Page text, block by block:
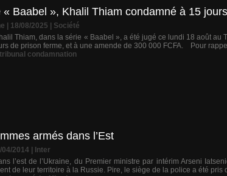
Baabel », Khalil Thiam condamné à 15
| 18/08/2025
Société
Thiam, dans la série « Baabel », a été jugé ce lundi 18 août
de prison ferme, et à une amende de 300 000 FCFA. Pour
tribunal condamnation
armés dans l’Est
04/2014
Inter
l’est de l’Ukraine, du Premier ministre par intérim Arseni
de leur territoire à la Russie. Pire, le siège de la police a été pris